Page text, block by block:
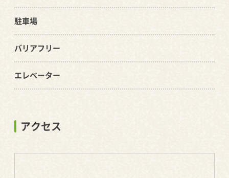
駐車場
バリアフリー
エレベーター
アクセス